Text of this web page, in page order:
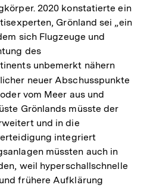
2020 konstatierte ein
Grönland sei „ein
sich Flugzeuge und
des
unbemerkt nähern
neuer Abschusspunkte
vom Meer aus und
Grönlands müsste der
und in die
integriert
müssten auch in
weil hyperschallschnelle
frühere Aufklärung